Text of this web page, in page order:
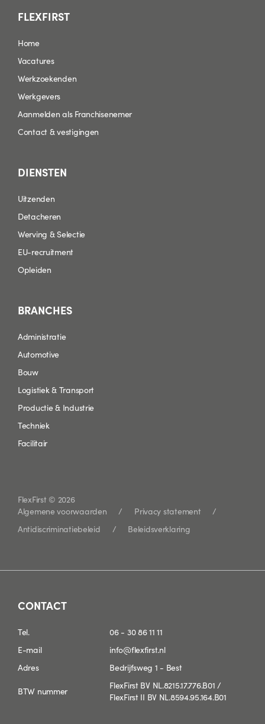
FLEXFIRST
Home
Vacatures
Werkzoekenden
Werkgevers
Aanmelden als Franchisenemer
Contact & vestigingen
DIENSTEN
Uitzenden
Detacheren
Werving & Selectie
EU-recruitment
Opleiden
BRANCHES
Administratie
Automotive
Bouw
Logistiek & Transport
Productie & Industrie
Techniek
Facilitair
FlexFirst © 2026
Algemene voorwaarden
Privacy statement
Antidiscriminatiebeleid
Beleidsverklaring
CONTACT
Tel.
06 - 30 86 11 11
E-mail
info@flexfirst.nl
Adres
Bedrijfsweg 1 - Best
BTW nummer
FlexFirst BV NL.8215.17.776.B01 /
FlexFirst II BV NL.8594.95.164.B01